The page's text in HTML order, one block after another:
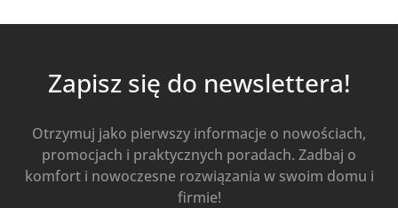
Zapisz się do newslettera!
Otrzymuj jako pierwszy informacje o nowościach,
promocjach i praktycznych poradach. Zadbaj o
komfort i nowoczesne rozwiązania w swoim domu i
firmie!